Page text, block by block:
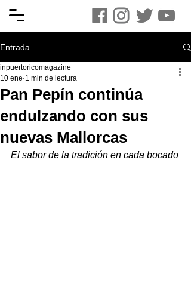
Entrada
Pan Pepín continúa
endulzando con sus
nuevas Mallorcas
inpuertoricomagazine
10 ene 1 min de lectura
El sabor de la tradición en cada bocado